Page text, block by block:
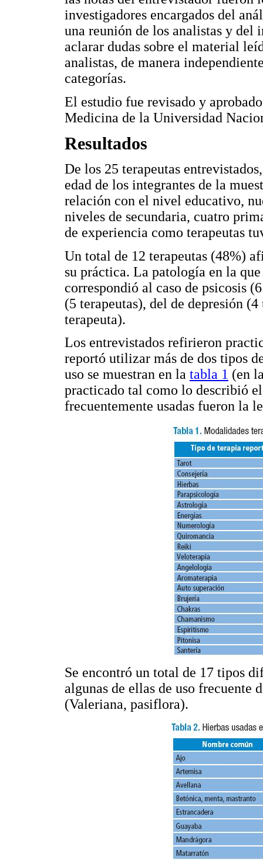
investigadores encargados del
una reunión de los analistas y del
aclarar dudas sobre el material
analistas, de manera
categorías.
El estudio fue revisado y
Medicina de la Universidad
Resultados
De los 25 terapeutas
edad de los integrantes de la
relación con el nivel educativo,
niveles de secundaria, cuatro
de experiencia como terapeutas
Un total de 12 terapeutas (48%)
su práctica. La patología en la
correspondió al caso de psicosis
(5 terapeutas), del de depresión
terapeuta).
Los entrevistados refirieron
reportó utilizar más de dos tipos
uso se muestran en la tabla 1 (en
practicado tal como lo describió
frecuentemente usadas fueron la
Se encontró un total de 17 tipos
algunas de ellas de uso frecuente
(Valeriana, pasiflora).